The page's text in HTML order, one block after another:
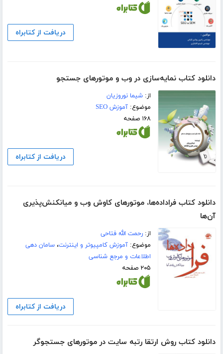
دریافت از کتابراه
دانلود کتاب نمایه‌سازی در وب و موتورهای جستجو
از:شیما نوروزیان
موضوع:آموزش SEO
۱۶۸ صفحه
دریافت از کتابراه
دانلود کتاب فراداده‌ها، موتورهای کاوش وب و میانکنش‌پذیری
آن‌ها
از:رحمت الله فتاحی
موضوع:آموزش کامپیوتر و اینترنت،سامان دهی
اطلاعات و مرجع شناسی
۲۰۵ صفحه
دریافت از کتابراه
دانلود کتاب روش ارتقا رتبه سایت در موتورهای جستجوگر